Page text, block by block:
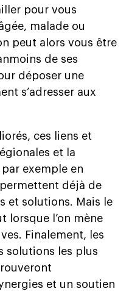
pour vous
malade ou
peut alors vous être
de ses
déposer une
s’adresser aux
ces liens et
et la
exemple en
déjà de
et solutions. Mais le
lorsque l’on mène
Finalement, les
solutions les plus
et un soutien